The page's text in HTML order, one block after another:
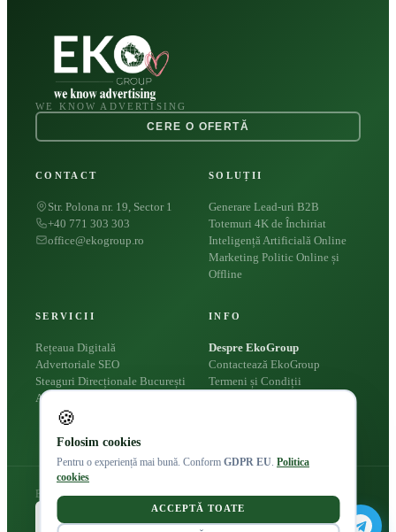
WE KNOW ADVERTISING
CERE O OFERTĂ
CONTACT
Str. Polona nr. 19, Sector 1
+40 771 303 303
office@ekogroup.ro
SOLUȚII
Generare Lead-uri B2B
Totemuri 4K de Închiriat
Inteligență Artificială Online
Marketing Politic Online și
Offline
SERVICII
Rețeaua Digitală
Advertoriale SEO
Steaguri Direcționale București
Apariții Presă
INFO
Despre EkoGroup
Contactează EkoGroup
Termeni și Condiții
Eko Group © 2026
🍪
Folosim cookies
Pentru o experiență mai bună. Conform GDPR EU Politica
cookies
ACCEPTĂ TOATE